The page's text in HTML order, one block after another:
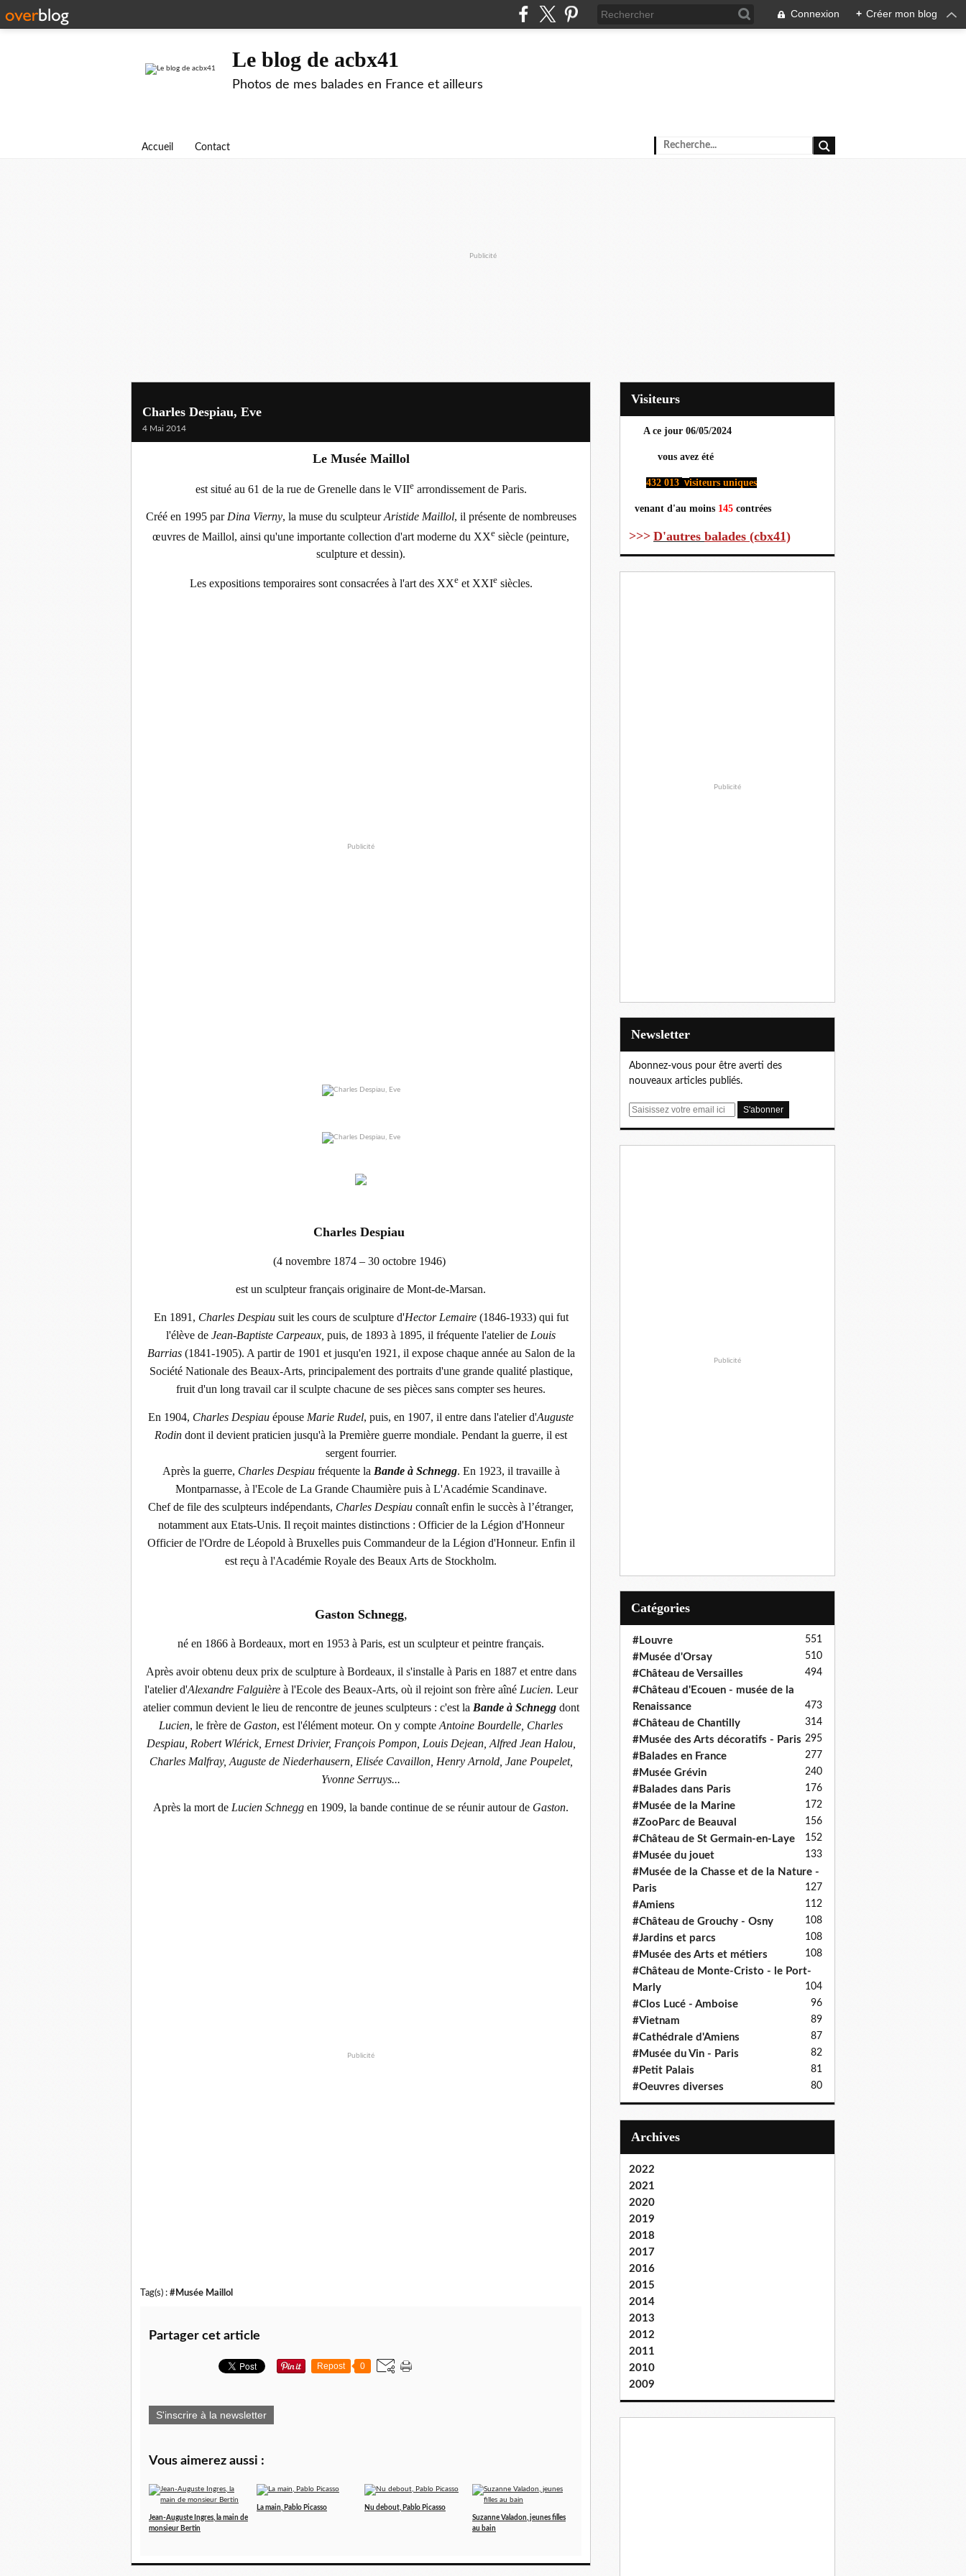
Connexion + Créer mon blog
Le blog de acbx41
Photos de mes balades en France et ailleurs
Accueil Contact
Publicité
Charles Despiau, Eve
4 Mai 2014
Le Musée Maillol
est situé au 61 de la rue de Grenelle dans le VIIearrondissement de Paris.
Créé en 1995 par Dina Vierny, la muse du sculpteurAristide Maillol, il présente de nombreuses
œuvres de Maillol, ainsi qu'une importante collection d'art moderne du XXe siècle (peinture,
sculpture et dessin).
Les expositions temporaires sont consacrées à l'art des XXeet XXIesiècles.
Publicité
Charles Despiau
(4 novembre 1874 – 30 octobre 1946)
est un sculpteur français originaire de Mont-de-Marsan.
En 1891, Charles Despiau suit les cours de sculpture d'Hector Lemaire(1846-1933) qui fut
l'élève de Jean-Baptiste Carpeaux, puis, de 1893 à 1895, il fréquente l'atelier de Louis
Barrias(1841-1905). A partir de 1901 et jusqu'en 1921, il expose chaque année au Salon de la
Société Nationale des Beaux-Arts, principalement des portraits d'une grande qualité plastique,
fruit d'un long travail car il sculpte chacune de ses pièces sans compter ses heures.
En 1904, Charles Despiau épouse Marie Rudel, puis, en 1907, il entre dans l'atelier d'Auguste
Rodin dont il devient praticien jusqu'à la Première guerre mondiale. Pendant la guerre, il est
sergent fourrier.
Après la guerre, Charles Despiaufréquente la Bande à Schnegg. En 1923, il travaille à
Montparnasse, à l'Ecole de La Grande Chaumière puis à L'Académie Scandinave.
Chef de file des sculpteurs indépendants, Charles Despiau connaît enfin le succès à l’étranger,
notamment aux Etats-Unis. Il reçoit maintes distinctions : Officier de la Légion d'Honneur
Officier de l'Ordre de Léopold à Bruxelles puis Commandeur de la Légion d'Honneur. Enfin il
est reçu à l'Académie Royale des Beaux Arts de Stockholm.
Gaston Schnegg,
né en 1866 à Bordeaux, mort en 1953 à Paris, est un sculpteur et peintre français.
Après avoir obtenu deux prix de sculpture à Bordeaux, il s'installe à Paris en 1887 et entre dans
l'atelier d'Alexandre Falguièreà l'Ecole des Beaux-Arts, où il rejoint son frère aîné Lucien. Leur
atelier commun devient le lieu de rencontre de jeunes sculpteurs : c'est la Bande à Schnegg dont
Lucien, le frère de Gaston, est l'élément moteur. On y compte Antoine Bourdelle, Charles
Despiau, Robert Wlérick, Ernest Drivier, François Pompon, Louis Dejean, Alfred Jean Halou,
Charles Malfray, Auguste de Niederhausern, Elisée Cavaillon, Henry Arnold, Jane Poupelet,
Yvonne Serruys...
Après la mort de Lucien Schnegg en 1909, la bande continue de se réunir autour de Gaston.
Publicité
Tag(s) : #Musée Maillol
Partager cet article
Repost 0
S'inscrire à la newsletter
Vous aimerez aussi :
Jean-Auguste Ingres, la main de
monsieur Bertin
La main, Pablo Picasso
Nu debout, Pablo Picasso
Suzanne Valadon, jeunes filles
au bain
Visiteurs
A ce jour 06/05/2024
vous avez été
432 013 visiteurs uniques
venant d'au moins 145 contrées
>>> D'autres balades (cbx41)
Publicité
Newsletter
Abonnez-vous pour être averti des
nouveaux articles publiés.
E
Publicité
Catégories
#Louvre 551
#Musée d'Orsay 510
#Château de Versailles 494
#Château d'Ecouen - musée de la
Renaissance
473
#Château de Chantilly 314
#Musée des Arts décoratifs - Paris 295
#Balades en France 277
#Musée Grévin 240
#Balades dans Paris 176
#Musée de la Marine 172
#ZooParc de Beauval 156
#Château de St Germain-en-Laye 152
#Musée du jouet 133
#Musée de la Chasse et de la Nature -
Paris
127
#Amiens 112
#Château de Grouchy - Osny 108
#Jardins et parcs 108
#Musée des Arts et métiers 108
#Château de Monte-Cristo - le Port-
Marly
104
#Clos Lucé - Amboise 96
#Vietnam 89
#Cathédrale d'Amiens 87
#Musée du Vin - Paris 82
#Petit Palais 81
#Oeuvres diverses 80
Archives
2022
2021
2020
2019
2018
2017
2016
2015
2014
2013
2012
2011
2010
2009